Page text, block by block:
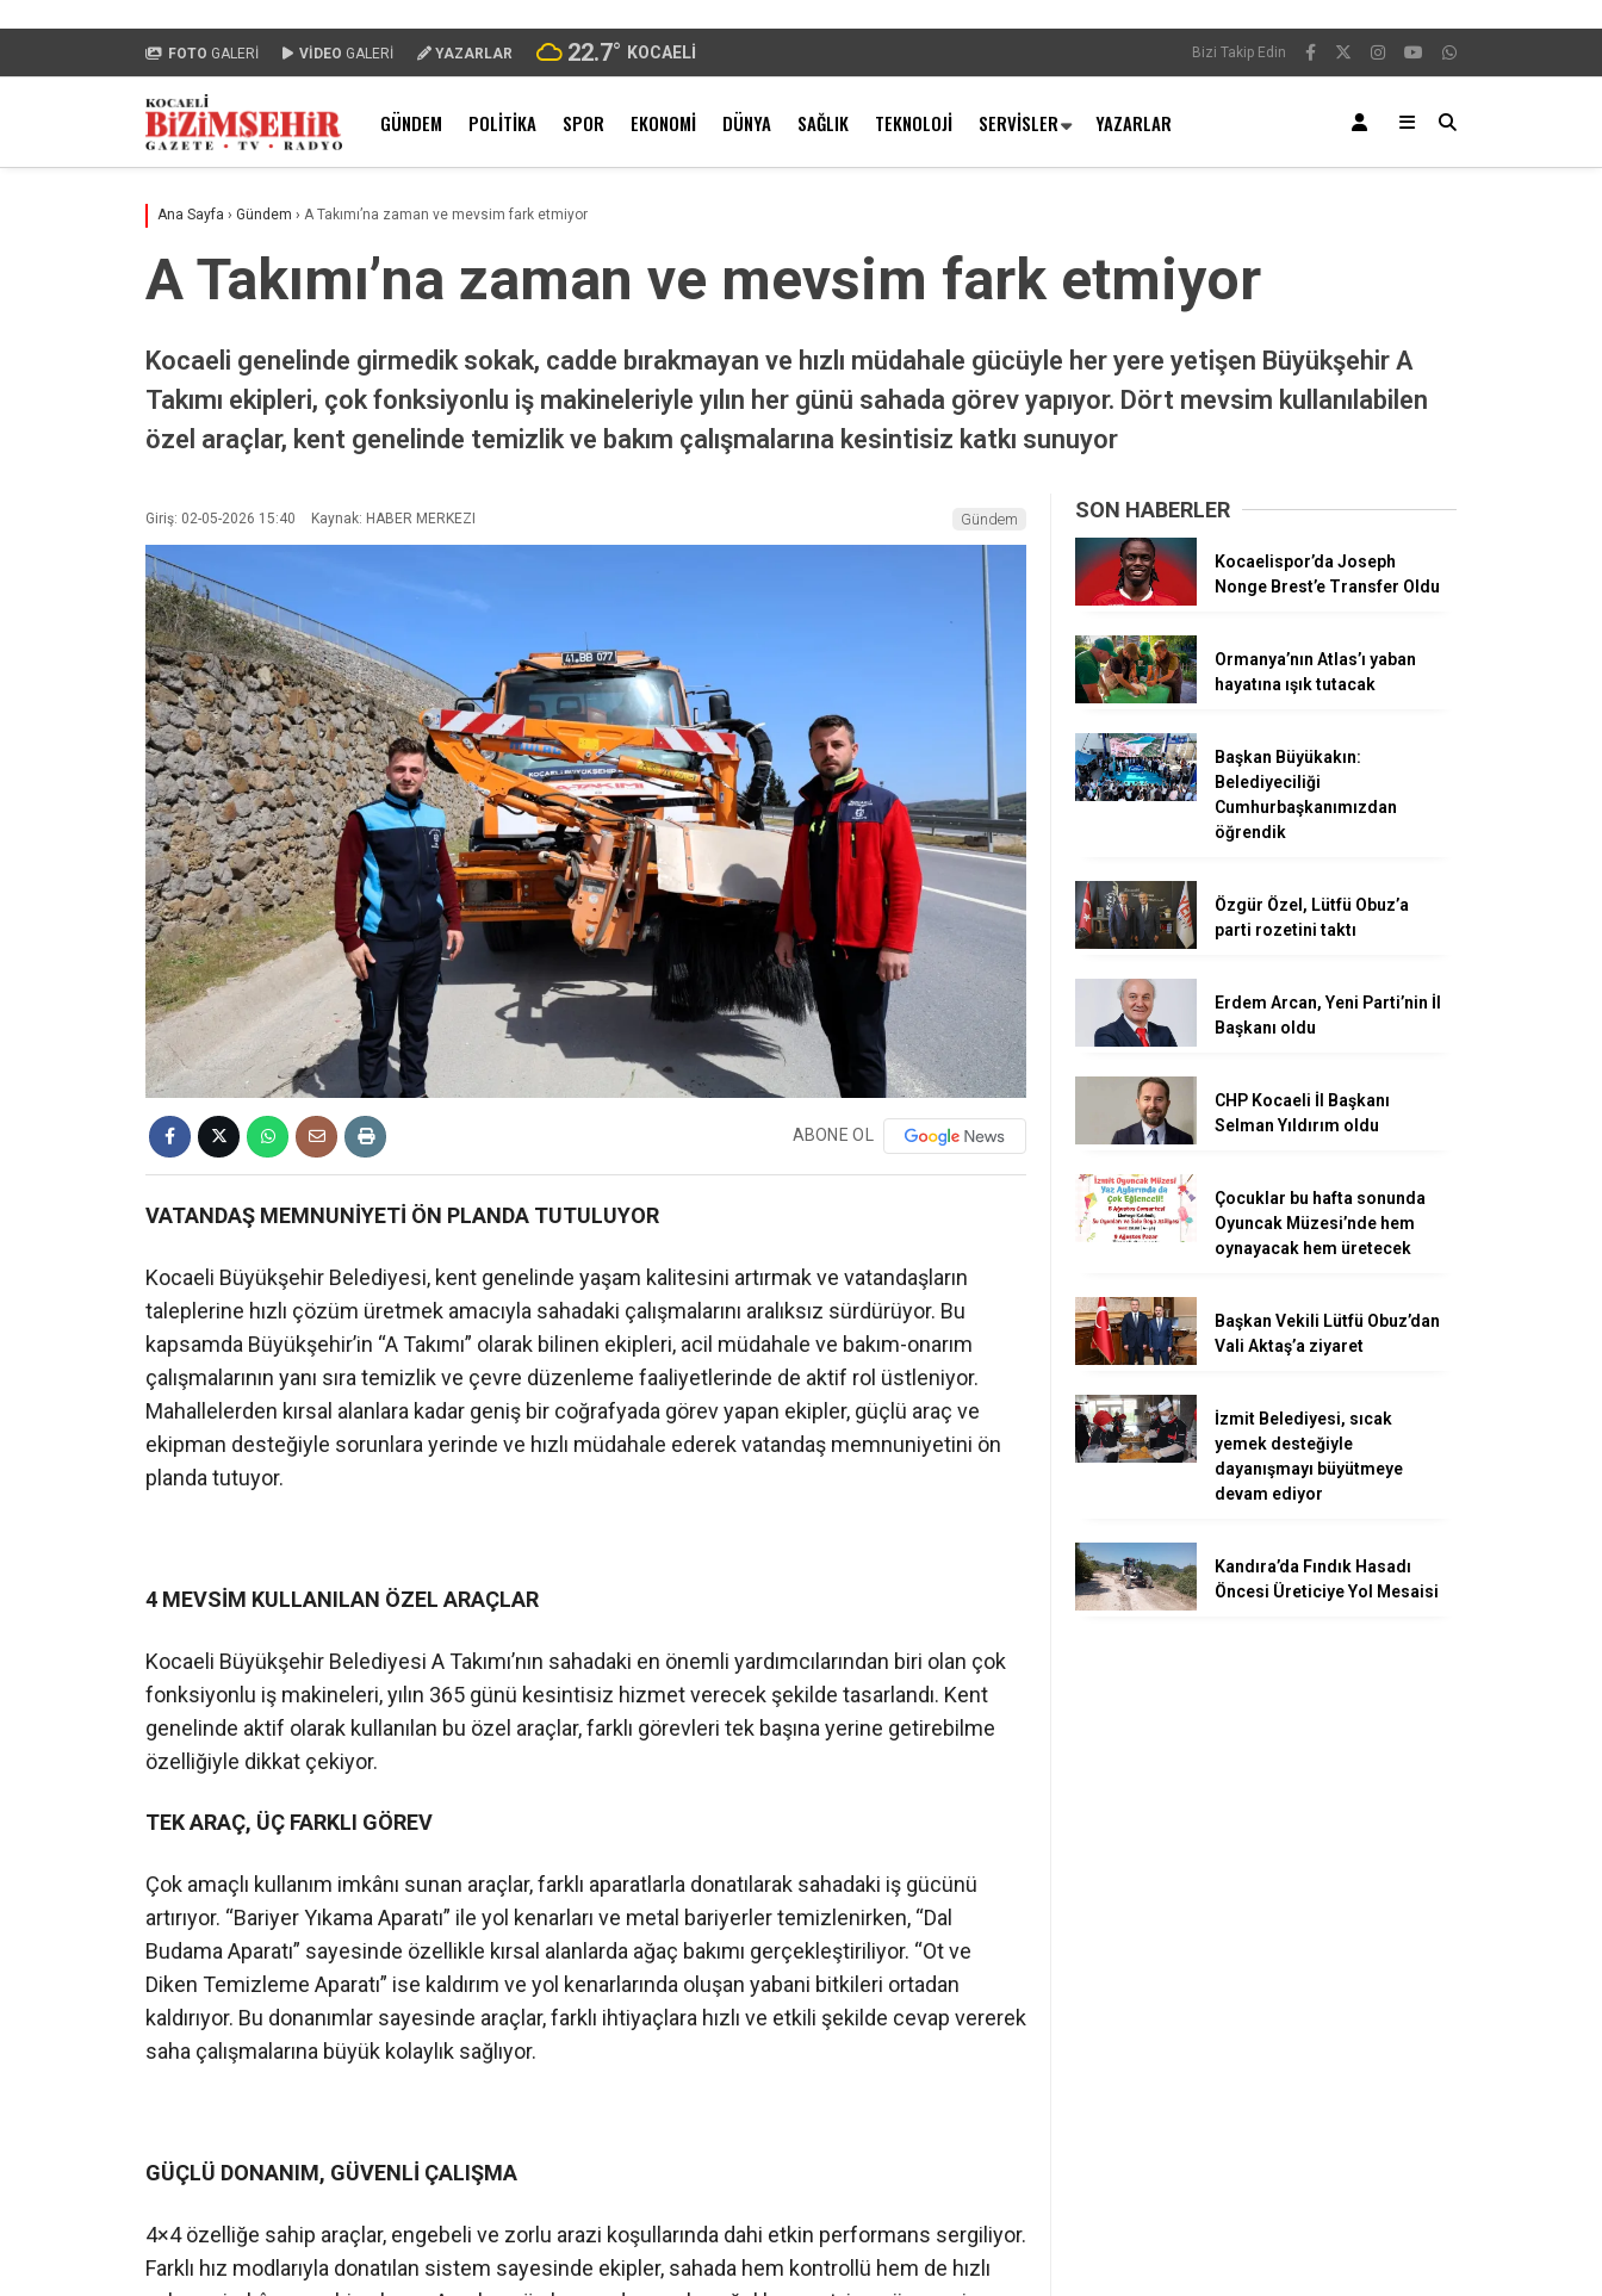
FOTO GALERİ VİDEO GALERİ YAZARLAR 22.7° KOCAELI Bizi Takip Edin
GÜNDEM POLITIKA SPOR EKONOMI DÜNYA SAĞLIK TEKNOLOJI SERVISLER YAZARLAR
Ana Sayfa › Gündem › A Takımı’na zaman ve mevsim fark etmiyor
A Takımı’na zaman ve mevsim fark etmiyor
Kocaeli genelinde girmedik sokak, cadde bırakmayan ve hızlı müdahale gücüyle her yere yetişen Büyükşehir A
Takımı ekipleri, çok fonksiyonlu iş makineleriyle yılın her günü sahada görev yapıyor. Dört mevsim kullanılabilen
özel araçlar, kent genelinde temizlik ve bakım çalışmalarına kesintisiz katkı sunuyor
Giriş: 02-05-2026 15:40 Kaynak: HABER MERKEZI Gündem
ABONE OL
VATANDAŞ MEMNUNİYETİ ÖN PLANDA TUTULUYOR
Kocaeli Büyükşehir Belediyesi, kent genelinde yaşam kalitesini artırmak ve vatandaşların
taleplerine hızlı çözüm üretmek amacıyla sahadaki çalışmalarını aralıksız sürdürüyor. Bu
kapsamda Büyükşehir’in “A Takımı” olarak bilinen ekipleri, acil müdahale ve bakım-onarım
çalışmalarının yanı sıra temizlik ve çevre düzenleme faaliyetlerinde de aktif rol üstleniyor.
Mahallelerden kırsal alanlara kadar geniş bir coğrafyada görev yapan ekipler, güçlü araç ve
ekipman desteğiyle sorunlara yerinde ve hızlı müdahale ederek vatandaş memnuniyetini ön
planda tutuyor.
4 MEVSİM KULLANILAN ÖZEL ARAÇLAR
Kocaeli Büyükşehir Belediyesi A Takımı’nın sahadaki en önemli yardımcılarından biri olan çok
fonksiyonlu iş makineleri, yılın 365 günü kesintisiz hizmet verecek şekilde tasarlandı. Kent
genelinde aktif olarak kullanılan bu özel araçlar, farklı görevleri tek başına yerine getirebilme
özelliğiyle dikkat çekiyor.
TEK ARAÇ, ÜÇ FARKLI GÖREV
Çok amaçlı kullanım imkânı sunan araçlar, farklı aparatlarla donatılarak sahadaki iş gücünü
artırıyor. “Bariyer Yıkama Aparatı” ile yol kenarları ve metal bariyerler temizlenirken, “Dal
Budama Aparatı” sayesinde özellikle kırsal alanlarda ağaç bakımı gerçekleştiriliyor. “Ot ve
Diken Temizleme Aparatı” ise kaldırım ve yol kenarlarında oluşan yabani bitkileri ortadan
kaldırıyor. Bu donanımlar sayesinde araçlar, farklı ihtiyaçlara hızlı ve etkili şekilde cevap vererek
saha çalışmalarına büyük kolaylık sağlıyor.
GÜÇLÜ DONANIM, GÜVENLİ ÇALIŞMA
4×4 özelliğe sahip araçlar, engebeli ve zorlu arazi koşullarında dahi etkin performans sergiliyor.
Farklı hız modlarıyla donatılan sistem sayesinde ekipler, sahada hem kontrollü hem de hızlı
SON HABERLER
Kocaelispor’da Joseph
Nonge Brest’e Transfer Oldu
Ormanya’nın Atlas’ı yaban
hayatına ışık tutacak
Başkan Büyükakın:
Belediyeciliği
Cumhurbaşkanımızdan
öğrendik
Özgür Özel, Lütfü Obuz’a
parti rozetini taktı
Erdem Arcan, Yeni Parti’nin İl
Başkanı oldu
CHP Kocaeli İl Başkanı
Selman Yıldırım oldu
Çocuklar bu hafta sonunda
Oyuncak Müzesi’nde hem
oynayacak hem üretecek
Başkan Vekili Lütfü Obuz’dan
Vali Aktaş’a ziyaret
İzmit Belediyesi, sıcak
yemek desteğiyle
dayanışmayı büyütmeye
devam ediyor
Kandıra’da Fındık Hasadı
Öncesi Üreticiye Yol Mesaisi